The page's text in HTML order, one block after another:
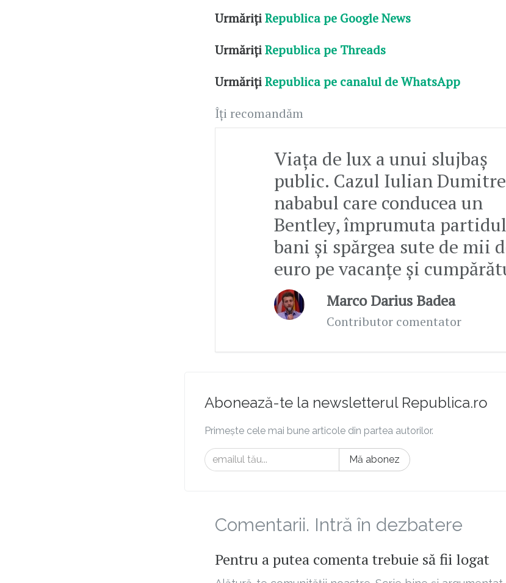
UrmărițiRepublica pe Google News
UrmărițiRepublica pe Threads
UrmărițiRepublica pe canalul de WhatsApp
Îți recomandăm
Viața de lux a unui slujbaș
public. Cazul Iulian
nababul care conducea un
Bentley, împrumuta
bani și spărgea sute de mii
euro pe vacanțe și
Marco Darius Badea
Contributor comentator
Abonează-te la newsletterul Republica.ro
Primește cele mai bune articole din partea autorilor.
Mă abonez
Comentarii. Intră în dezbatere
Pentru a putea comenta trebuie să fii logat